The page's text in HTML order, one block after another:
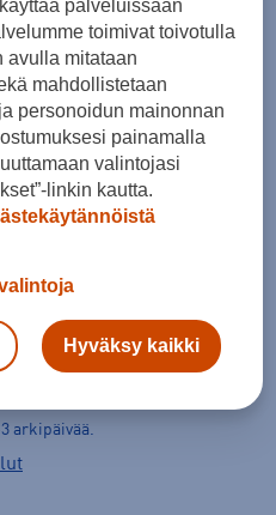
arkipäivää.
palveluissaan
toimivat toivotulla
avulla mitataan
mahdollistetaan
personoidun mainonnan
painamalla
valintojasi
linkin kautta.
Hyväksy kaikki